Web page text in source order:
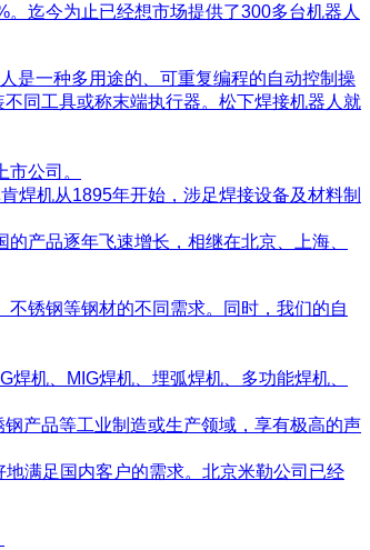
迄今为止已经想市场提供了300多台机器人
是一种多用途的、可重复编程的自动控制操
同工具或称末端执行器。松下焊接机器人就
公司。
焊机从1895年开始，涉足焊接设备及材料制
产品逐年飞速增长，相继在北京、上海、
锈钢等钢材的不同需求。同时，我们的自
机、MIG焊机、埋弧焊机、多功能焊机、
产品等工业制造或生产领域，享有极高的声
满足国内客户的需求。北京米勒公司已经